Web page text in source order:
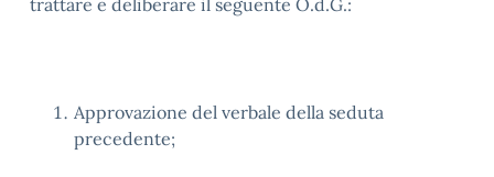
trattare e deliberare il seguente O.d.G.:
Approvazione del verbale della seduta
precedente;